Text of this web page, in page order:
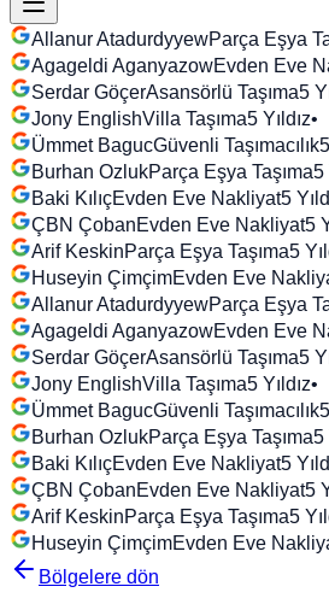
Allanur AtadurdyyewParça Eşya
Agageldi AganyazowEvden Eve
Serdar GöçerAsansörlü Taşıma5
Jony EnglishVilla Taşıma5 Yıldız•
Ümmet BagucGüvenli Taşımacılık5
Burhan OzlukParça Eşya Taşıma5
Baki KılıçEvden Eve Nakliyat5
ÇBN ÇobanEvden Eve Nakliyat5
Arif KeskinParça Eşya Taşıma5
Huseyin ÇimçimEvden Eve
Allanur AtadurdyyewParça Eşya
Agageldi AganyazowEvden Eve
Serdar GöçerAsansörlü Taşıma5
Jony EnglishVilla Taşıma5 Yıldız•
Ümmet BagucGüvenli Taşımacılık5
Burhan OzlukParça Eşya Taşıma5
Baki KılıçEvden Eve Nakliyat5
ÇBN ÇobanEvden Eve Nakliyat5
Arif KeskinParça Eşya Taşıma5
Huseyin ÇimçimEvden Eve
Bölgelere dön